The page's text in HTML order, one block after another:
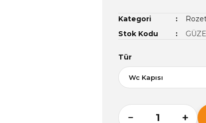
Kategori
Stok Kodu
Tür